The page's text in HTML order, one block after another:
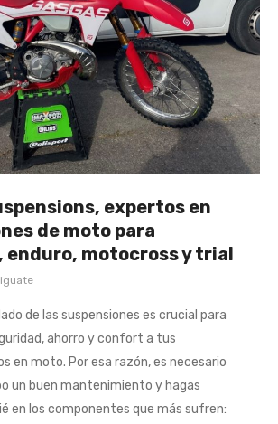
expertos en
de moto para
enduro, motocross y trial
de las suspensiones es crucial para
ahorro y confort a tus
en moto. Por esa razón, es necesario
un buen mantenimiento y hagas
en los componentes que más sufren: